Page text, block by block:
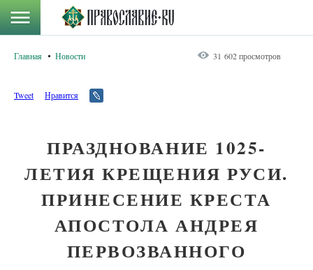
Главная Новости 31 602 просмотров
Tweet Нравится
ПРАЗДНОВАНИЕ 1025-
ЛЕТИЯ КРЕЩЕНИЯ РУСИ.
ПРИНЕСЕНИЕ КРЕСТА
АПОСТОЛА АНДРЕЯ
ПЕРВОЗВАННОГО